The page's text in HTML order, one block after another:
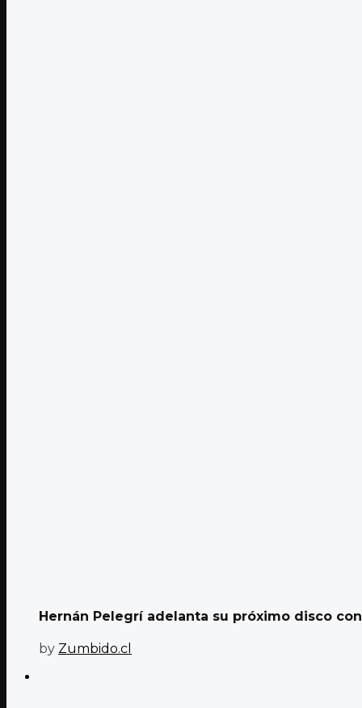
Hernán Pelegrí adelanta su próximo disco
by Zumbido.cl